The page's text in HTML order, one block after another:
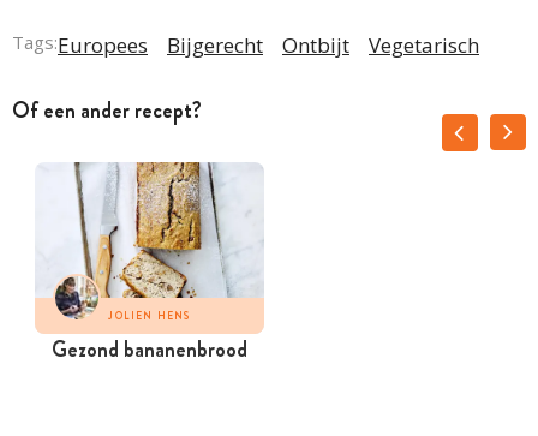
Tags:Europees Bijgerecht Ontbijt Vegetarisch
Of een ander recept?
JOLIEN HENS
Gezond bananenbrood